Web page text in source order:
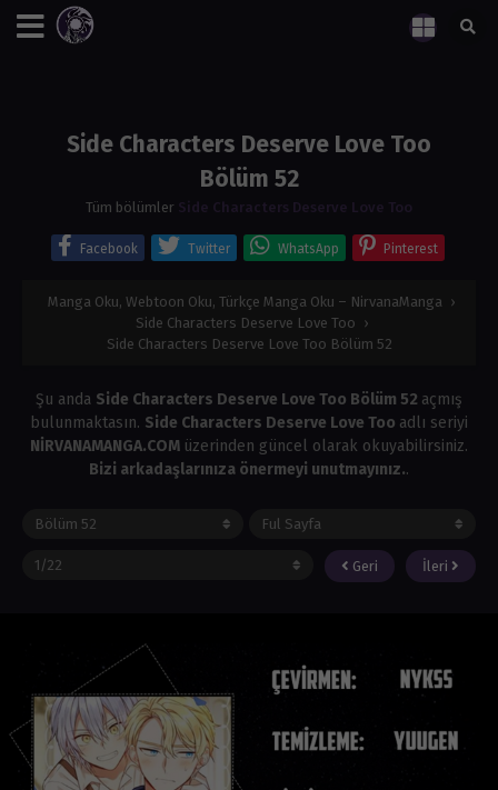
Side Characters Deserve Love Too
Bölüm 52
Tüm bölümler Side Characters Deserve Love Too
Facebook Twitter WhatsApp Pinterest
Manga Oku, Webtoon Oku, Türkçe Manga Oku – NirvanaManga ›
Side Characters Deserve Love Too ›
Side Characters Deserve Love Too Bölüm 52
Şu anda Side Characters Deserve Love Too Bölüm 52 açmış
bulunmaktasın. Side Characters Deserve Love Too adlı seriyi
NİRVANAMANGA.COM üzerinden güncel olarak okuyabilirsiniz.
Bizi arkadaşlarınıza önermeyi unutmayınız..
Geri İleri